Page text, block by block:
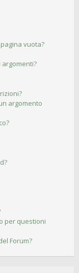
vuota?
argomenti?
argomento
per questioni
Forum?